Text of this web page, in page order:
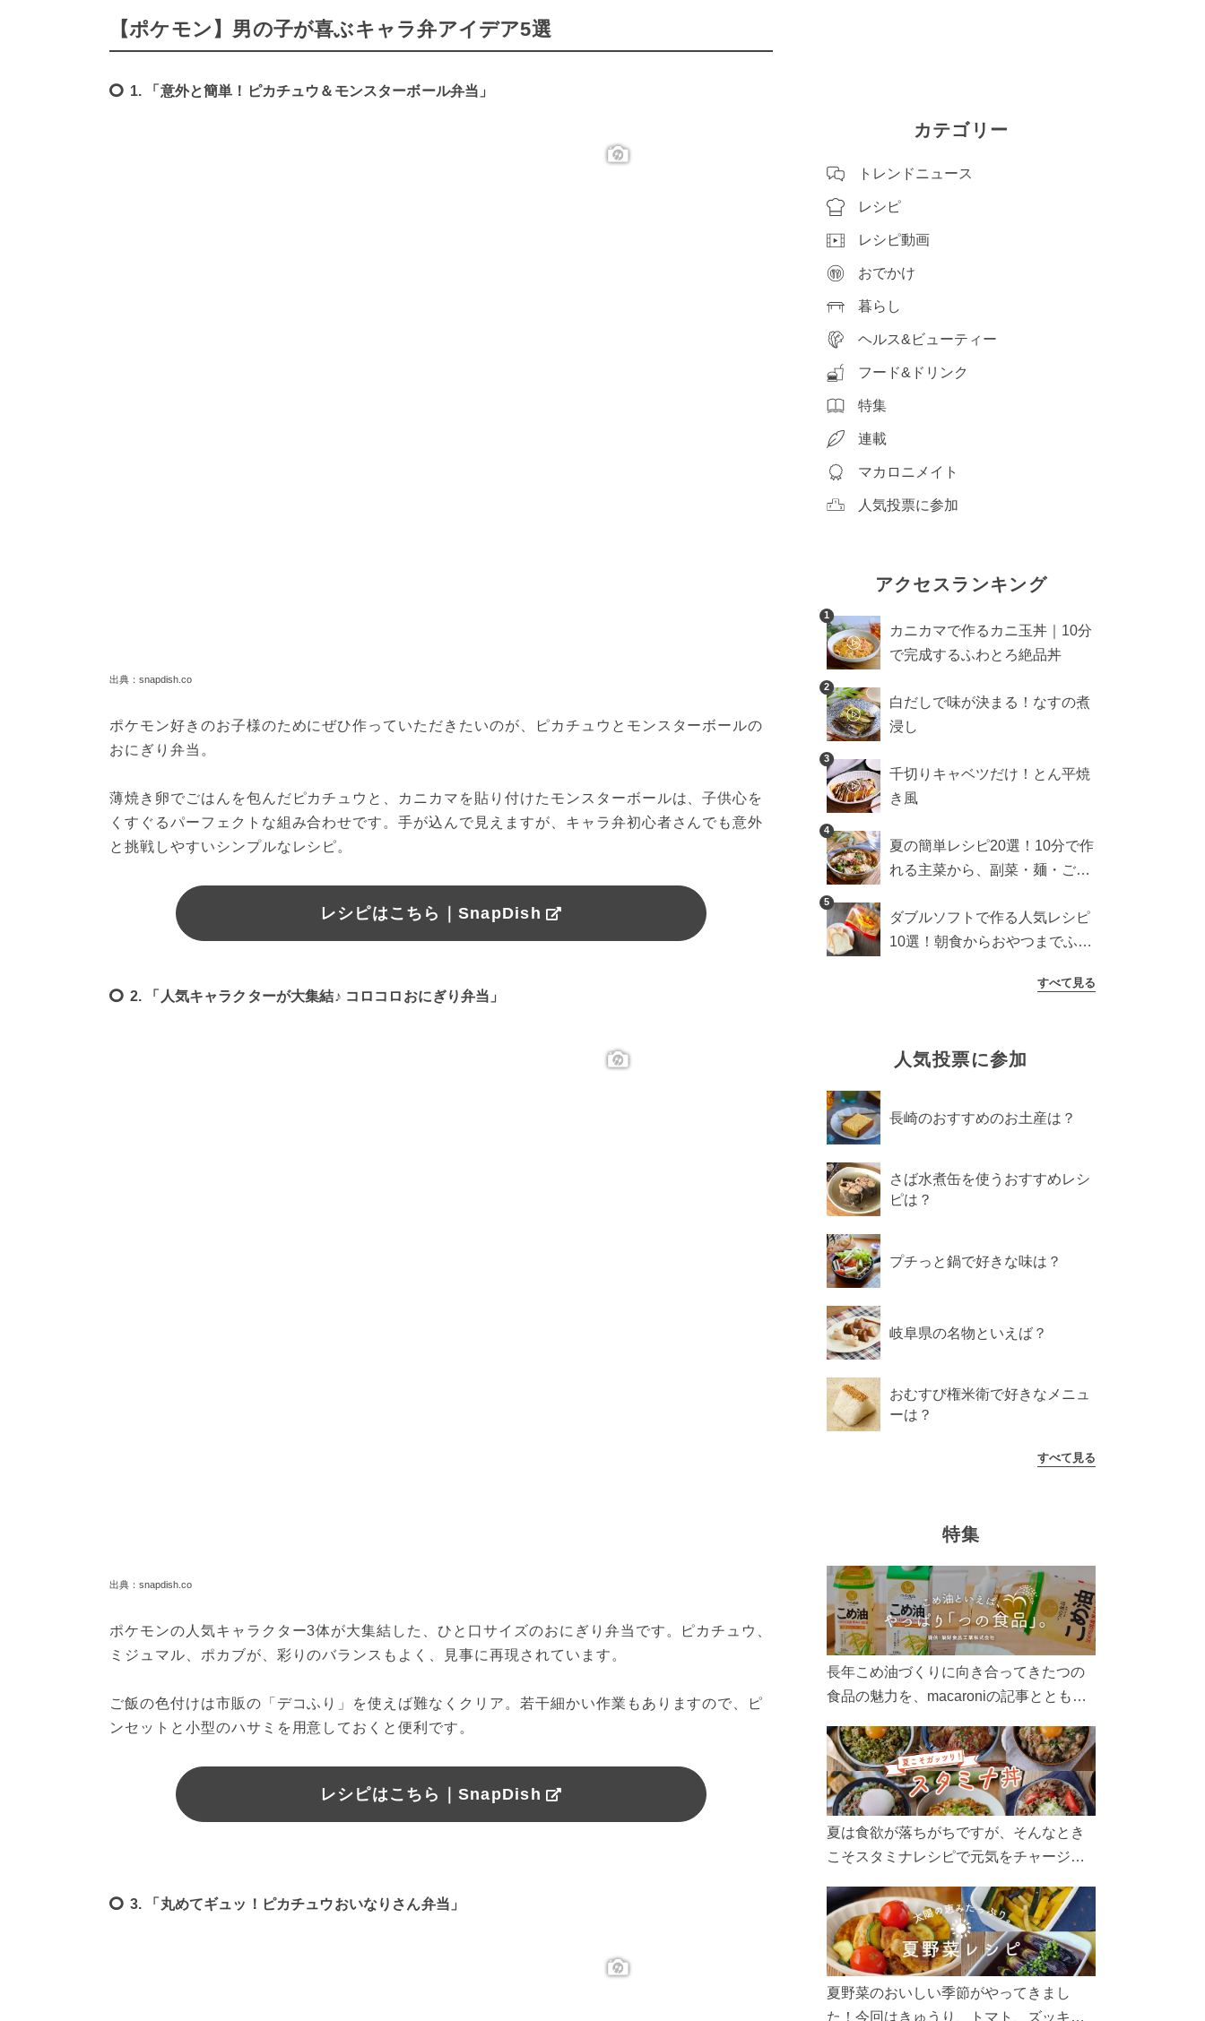
【ポケモン】男の子が喜ぶキャラ弁アイデア5選
1. 「意外と簡単！ピカチュウ＆モンスターボール弁当」
出典：snapdish.co
ポケモン好きのお子様のためにぜひ作っていただきたいのが、ピカチュウとモンスターボールの
おにぎり弁当。
薄焼き卵でごはんを包んだピカチュウと、カニカマを貼り付けたモンスターボールは、子供心を
くすぐるパーフェクトな組み合わせです。手が込んで見えますが、キャラ弁初心者さんでも意外
と挑戦しやすいシンプルなレシピ。
レシピはこちら｜SnapDish
2. 「人気キャラクターが大集結♪ コロコロおにぎり弁当」
出典：snapdish.co
ポケモンの人気キャラクター3体が大集結した、ひと口サイズのおにぎり弁当です。ピカチュウ、
ミジュマル、ポカブが、彩りのバランスもよく、見事に再現されています。
ご飯の色付けは市販の「デコふり」を使えば難なくクリア。若干細かい作業もありますので、ピ
ンセットと小型のハサミを用意しておくと便利です。
レシピはこちら｜SnapDish
3. 「丸めてギュッ！ピカチュウおいなりさん弁当」
カテゴリー
トレンドニュース
レシピ
レシピ動画
おでかけ
暮らし
ヘルス&ビューティー
フード&ドリンク
特集
連載
マカロニメイト
人気投票に参加
アクセスランキング
1
カニカマで作るカニ玉丼｜10分
で完成するふわとろ絶品丼
2
白だしで味が決まる！なすの煮
浸し
3
千切りキャベツだけ！とん平焼
き風
4
夏の簡単レシピ20選！10分で作
れる主菜から、副菜・麺・ごは
5
ダブルソフトで作る人気レシピ
10選！朝食からおやつまでふん
すべて見る
人気投票に参加
長崎のおすすめのお土産は？
さば水煮缶を使うおすすめレシ
ピは？
プチっと鍋で好きな味は？
岐阜県の名物といえば？
おむすび権米衛で好きなメニュ
ーは？
すべて見る
特集
長年こめ油づくりに向き合ってきたつの
食品の魅力を、macaroniの記事とともに
ん、製造現場や品質へのこだわりまで。
こめ油をもっと好きになるコンテンツを
ぜひお楽しみください。
夏は食欲が落ちがちですが、そんなとき
こそスタミナレシピで元気をチャージ！
リ食べて、夏バテを吹き飛ばしましょ
う！
夏野菜のおいしい季節がやってきまし
た！今回はきゅうり、トマト、ズッキー